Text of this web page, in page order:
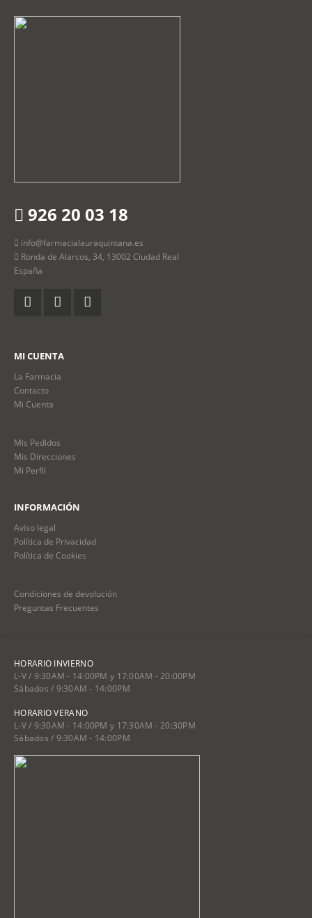
926 20 03 18
info@farmacialauraquintana.es
Ronda de Alarcos, 34, 13002 Ciudad Real
España
MI CUENTA
La Farmacia
Contacto
Mi Cuenta
Mis Pedidos
Mis Direcciones
Mi Perfil
INFORMACIÓN
Aviso legal
Política de Privacidad
Política de Cookies
Condiciones de devolución
Preguntas Frecuentes
HORARIO INVIERNO
L-V / 9:30AM - 14:00PM y 17:00AM - 20:00PM
Sábados / 9:30AM - 14:00PM
HORARIO VERANO
L-V / 9:30AM - 14:00PM y 17:30AM - 20:30PM
Sábados / 9:30AM - 14:00PM